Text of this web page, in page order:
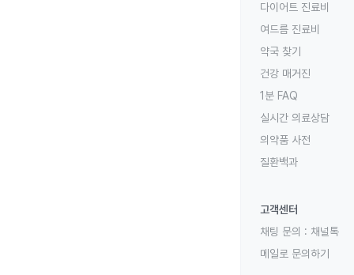
다이어트 진료비
여드름 진료비
약국 찾기
건강 매거진
1분 FAQ
실시간 의료상담
의약품 사전
질환백과
고객센터
채팅 문의 : 채널톡
메일로 문의하기